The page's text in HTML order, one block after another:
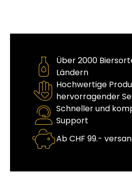
Über 2000
Ländern
Hochwertige
hervorragender
Schneller und
Support
Ab CHF 99.-